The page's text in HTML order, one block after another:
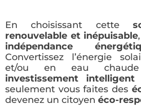
En choisissant cette
renouvelable et inépuisable
indépendance
Convertissez l’énergie
et/ou en eau
investissement
seulement vous faites des
devenez un citoyen éco-